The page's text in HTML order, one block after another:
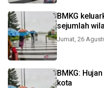
BMKG
sejumlah
Jumat, 26
BMKG:
kota